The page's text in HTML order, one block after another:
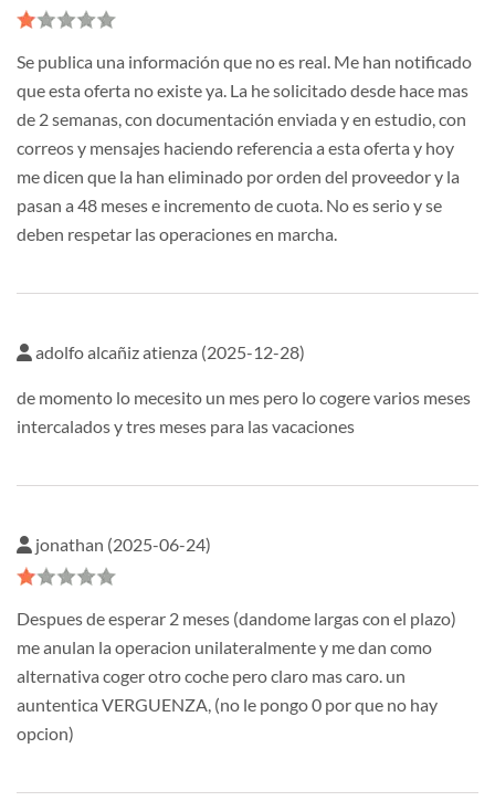
Se publica una información que no es real. Me han notificado
que esta oferta no existe ya. La he solicitado desde hace mas
de 2 semanas, con documentación enviada y en estudio, con
correos y mensajes haciendo referencia a esta oferta y hoy
me dicen que la han eliminado por orden del proveedor y la
pasan a 48 meses e incremento de cuota. No es serio y se
deben respetar las operaciones en marcha.
adolfo alcañiz atienza (2025-12-28)
de momento lo mecesito un mes pero lo cogere varios meses
intercalados y tres meses para las vacaciones
jonathan (2025-06-24)
Despues de esperar 2 meses (dandome largas con el plazo)
me anulan la operacion unilateralmente y me dan como
alternativa coger otro coche pero claro mas caro. un
auntentica VERGUENZA, (no le pongo 0 por que no hay
opcion)